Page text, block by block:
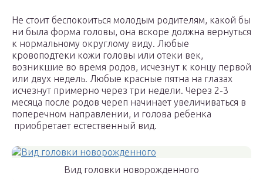
Не стоит беспокоиться молодым родителям, какой бы
ни была форма головы, она вскоре должна вернуться
к нормальному округлому виду. Любые
кровоподтеки кожи головы или отеки век,
возникшие во время родов, исчезнут к концу первой
или двух недель. Любые красные пятна на глазах
исчезнут примерно через три недели. Через 2-3
месяца после родов череп начинает увеличиваться в
поперечном направлении, и голова ребенка
приобретает естественный вид.
Вид головки новорожденного